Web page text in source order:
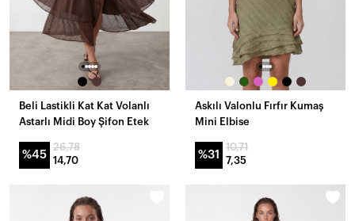
Beli Lastikli Kat Kat Volanlı
Astarlı Midi Boy Şifon Etek
%45
26,78
14,70
Askılı Valonlu Fırfır Kumaş
Mini Elbise
%31
10,71
7,35